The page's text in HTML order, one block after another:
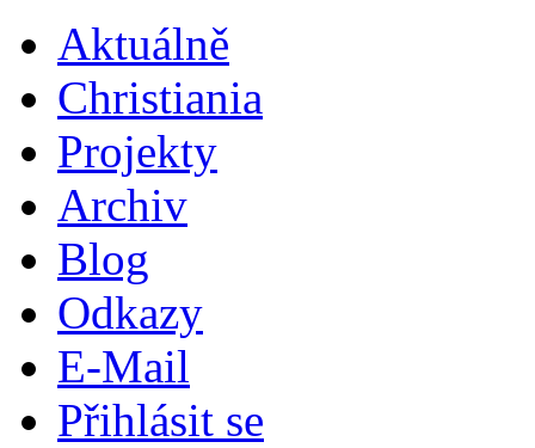
Aktuálně
Christiania
Projekty
Archiv
Blog
Odkazy
E-Mail
Přihlásit se